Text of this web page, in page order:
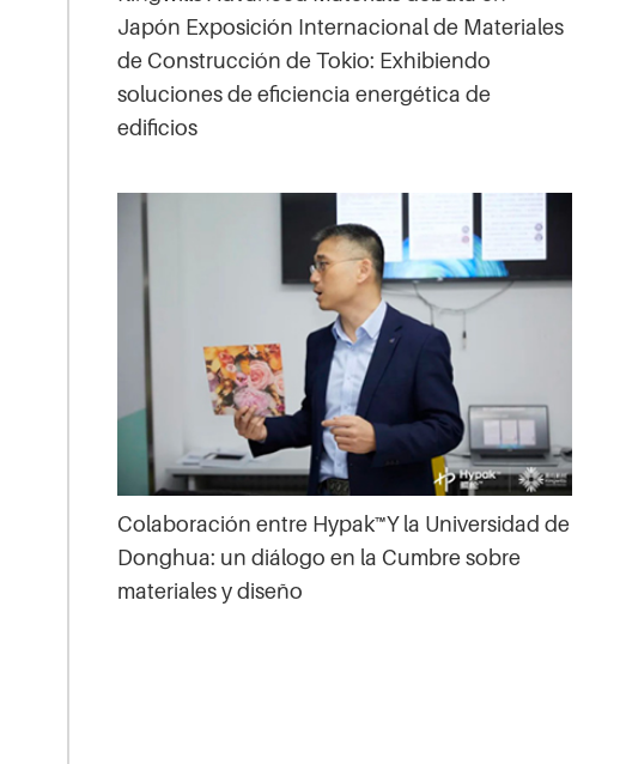
Japón Exposición Internacional de Materiales
de Construcción de Tokio: Exhibiendo
soluciones de eficiencia energética de
edificios
Colaboración entre Hypak™Y la Universidad de
Donghua: un diálogo en la Cumbre sobre
materiales y diseño